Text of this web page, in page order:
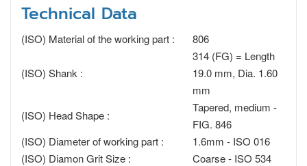
Technical Data
(ISO) Material of the working part : 806
(ISO) Shank :
314 (FG) = Length
19.0 mm, Dia. 1.60
mm
(ISO) Head Shape :
Tapered, medium -
FIG. 846
(ISO) Diameter of working part :
1.6mm - ISO 016
(ISO) Diamon Grit Size :
Coarse - ISO 534